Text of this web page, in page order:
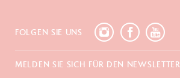
FOLGEN SIE UNS
MELDEN SIE SICH FÜR DEN